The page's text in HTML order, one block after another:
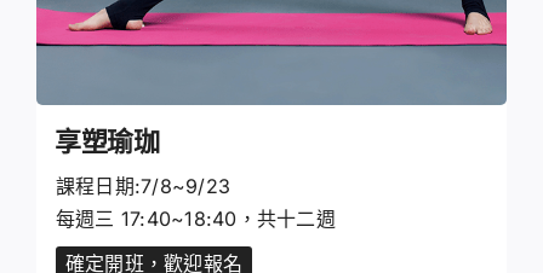
享塑瑜珈
課程日期:7/8~9/23
每週三 17:40~18:40，共十二週
確定開班，歡迎報名